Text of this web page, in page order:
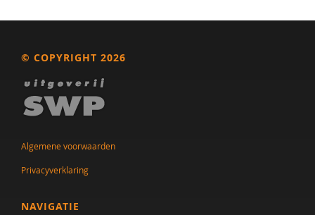
Petra Hendriks
van Engeland
Saskia Kolk
Aletta Kraneveld
© COPYRIGHT 2026
Algemene voorwaarden
Privacyverklaring
NAVIGATIE